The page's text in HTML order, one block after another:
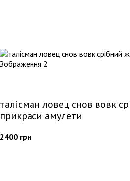
талісман ловец снов вовк
прикраси амулети
2400 грн